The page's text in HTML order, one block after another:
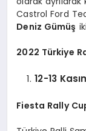
Castrol Ford
Deniz Gümüş
2022 Türkiye
12-13
Fiesta Rally